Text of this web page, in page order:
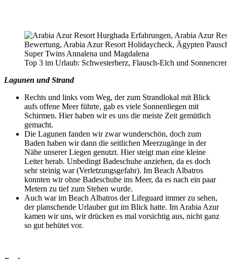
Top 3 im Urlaub: Schwesterherz, Flausch-Elch und
Lagunen und Strand
Rechts und links vom Weg, der zum Strandlokal mit Blick
aufs offene Meer führte, gab es viele Sonnenliegen mit
Schirmen. Hier haben wir es uns die meiste Zeit gemütlich
gemacht.
Die Lagunen fanden wir zwar wunderschön, doch zum
Baden haben wir dann die seitlichen Meerzugänge in der
Nähe unserer Liegen genutzt. Hier steigt man eine kleine
Leiter herab. Unbedingt Badeschuhe anziehen, da es doch
sehr steinig war (Verletzungsgefahr). Im Beach Albatros
konnten wir ohne Badeschuhe ins Meer, da es nach ein paar
Metern zu tief zum Stehen wurde.
Auch war im Beach Albatros der Lifeguard immer zu sehen,
der planschende Urlauber gut im Blick hatte. Im Arabia Azur
kamen wir uns, wir drücken es mal vorsichtig aus, nicht ganz
so gut behütet vor.